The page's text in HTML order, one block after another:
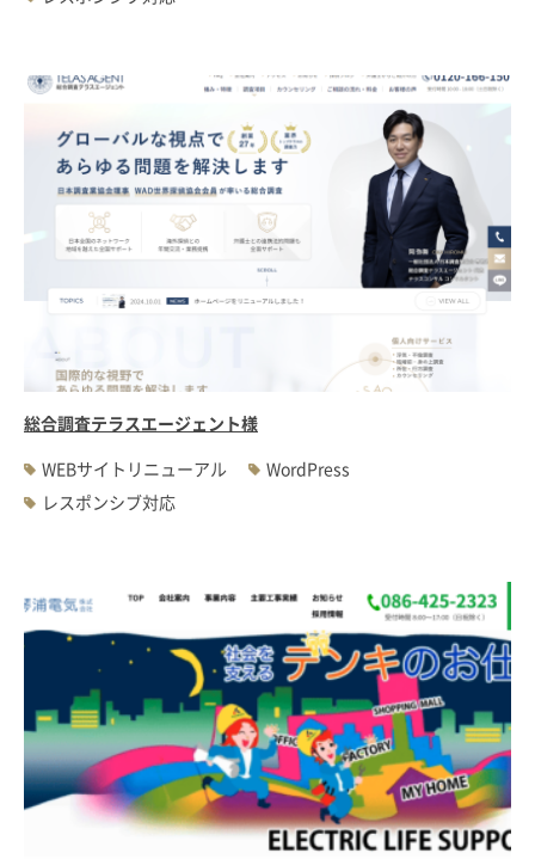
総合調査テラスエージェント様
WEBサイトリニューアル
WordPress
レスポンシブ対応